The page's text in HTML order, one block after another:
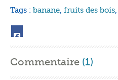
Tags : banane, fruits des bois,
Commentaire (1)